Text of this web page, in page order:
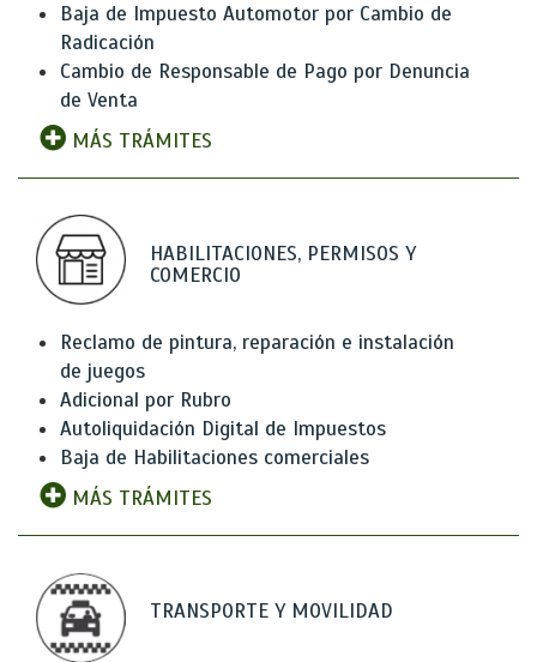
Baja de Impuesto Automotor por Cambio de
Radicación
Cambio de Responsable de Pago por Denuncia
de Venta
MÁS TRÁMITES
HABILITACIONES, PERMISOS Y
COMERCIO
Reclamo de pintura, reparación e instalación
de juegos
Adicional por Rubro
Autoliquidación Digital de Impuestos
Baja de Habilitaciones comerciales
MÁS TRÁMITES
TRANSPORTE Y MOVILIDAD